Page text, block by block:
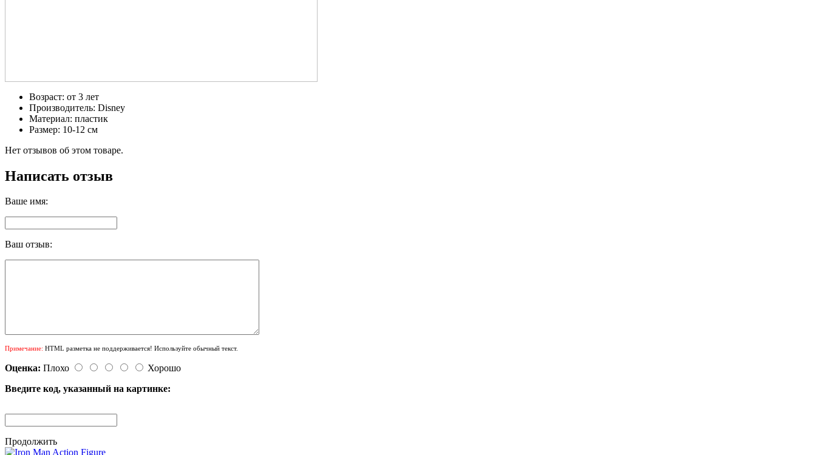
Возраст: от 3 лет
Производитель: Disney
Материал: пластик
Размер: 10-12 см
Нет отзывов об этом товаре.
Написать отзыв
Ваше имя:
Ваш отзыв:
Примечание: HTML разметка не поддерживается! Используйте обычный текст.
Оценка: Плохо
Хорошо
Введите код, указанный на картинке:
Продолжить